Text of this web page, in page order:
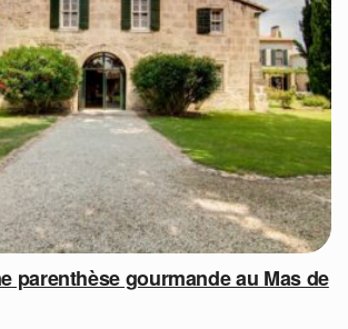
parenthèse gourmande au Mas de